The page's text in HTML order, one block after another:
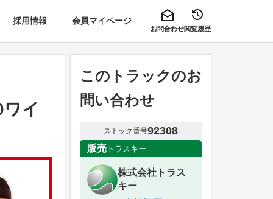
採用情報 会員マイページ
お問合わせ閲覧履歴
イ
このトラックのお
問い合わせ
ストック番号92308
販売 トラスキー
株式会社トラス
キー